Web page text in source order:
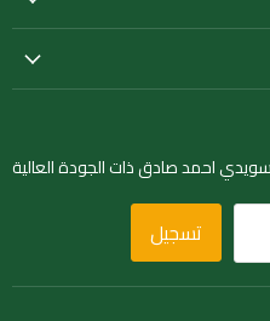
احمد صادق ذات الجودة العالية
تسجيل